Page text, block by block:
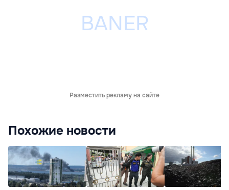
Разместить рекламу на сайте
Похожие новости